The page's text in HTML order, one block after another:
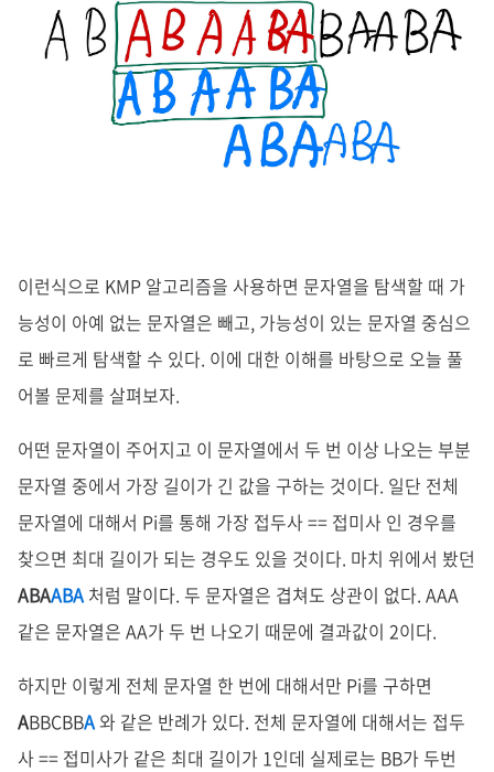
이런식으로 KMP 알고리즘을 사용하면 문자열을 탐색할 때 가
능성이 아예 없는 문자열은 빼고, 가능성이 있는 문자열 중심으
로 빠르게 탐색할 수 있다. 이에 대한 이해를 바탕으로 오늘 풀
어볼 문제를 살펴보자.
어떤 문자열이 주어지고 이 문자열에서 두 번 이상 나오는 부분
문자열 중에서 가장 길이가 긴 값을 구하는 것이다. 일단 전체
문자열에 대해서 Pi를 통해 가장 접두사 == 접미사 인 경우를
찾으면 최대 길이가 되는 경우도 있을 것이다. 마치 위에서 봤던
ABAABA 처럼 말이다. 두 문자열은 겹쳐도 상관이 없다. AAA
같은 문자열은 AA가 두 번 나오기 때문에 결과값이 2이다.
하지만 이렇게 전체 문자열 한 번에 대해서만 Pi를 구하면
ABBCBBA와 같은 반례가 있다. 전체 문자열에 대해서는 접두
사 == 접미사가 같은 최대 길이가 1인데 실제로는 BB가 두번